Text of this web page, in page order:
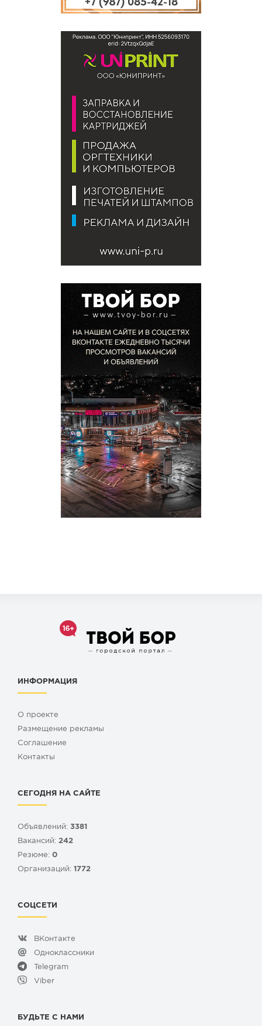
ИНФОРМАЦИЯ
О проекте
Размещение рекламы
Cоглашение
Контакты
СЕГОДНЯ НА САЙТЕ
Объявлений: 3381
Вакансий: 242
Резюме: 0
Организаций: 1772
СОЦСЕТИ
ВКонтакте
Одноклассники
Telegram
Viber
БУДЬТЕ С НАМИ